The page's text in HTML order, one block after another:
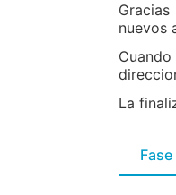
Gracias
nuevos
La